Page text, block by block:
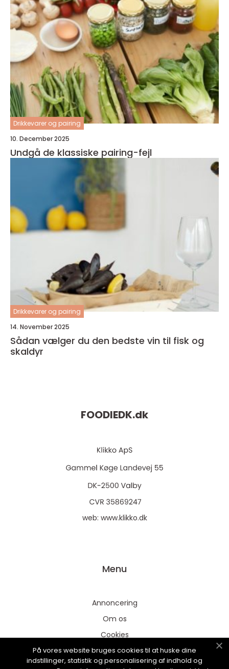
Drikkevarer og pairing
10. December 2025
Undgå de klassiske pairing-fejl
Drikkevarer og pairing
14. November 2025
Sådan vælger du den bedste vin til fisk og
skaldyr
FOODIEDK.dk
web: www.klikko.dk
Menu
Annoncering
Om os
Cookies
Kontakt os
Sitemap
På vores website bruges cookies til at huske dine
indstillinger, statistik og personalisering af indhold og